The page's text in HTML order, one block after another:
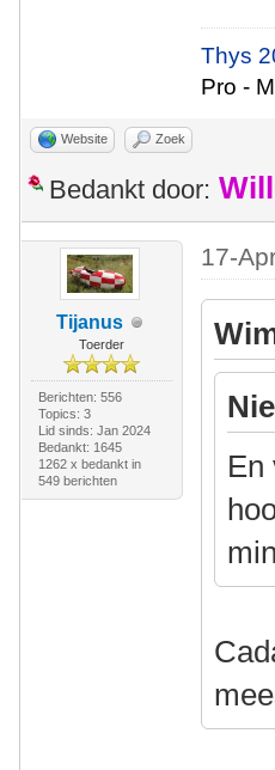
Thys
Pro -
Website Zoek
Bedankt door:
Tijanus
Toerder
Berichten: 556
Topics: 3
Lid sinds: Jan 2024
Bedankt: 1645
1262 x bedankt in
549 berichten
17-
En